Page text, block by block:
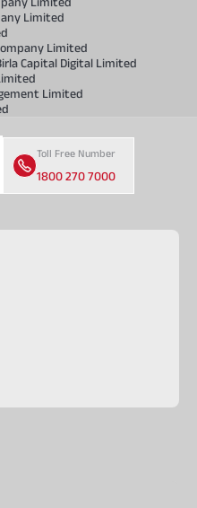
Limited
Limited
Capital Digital Limited
Limited
Toll Free Number
1800 270 7000